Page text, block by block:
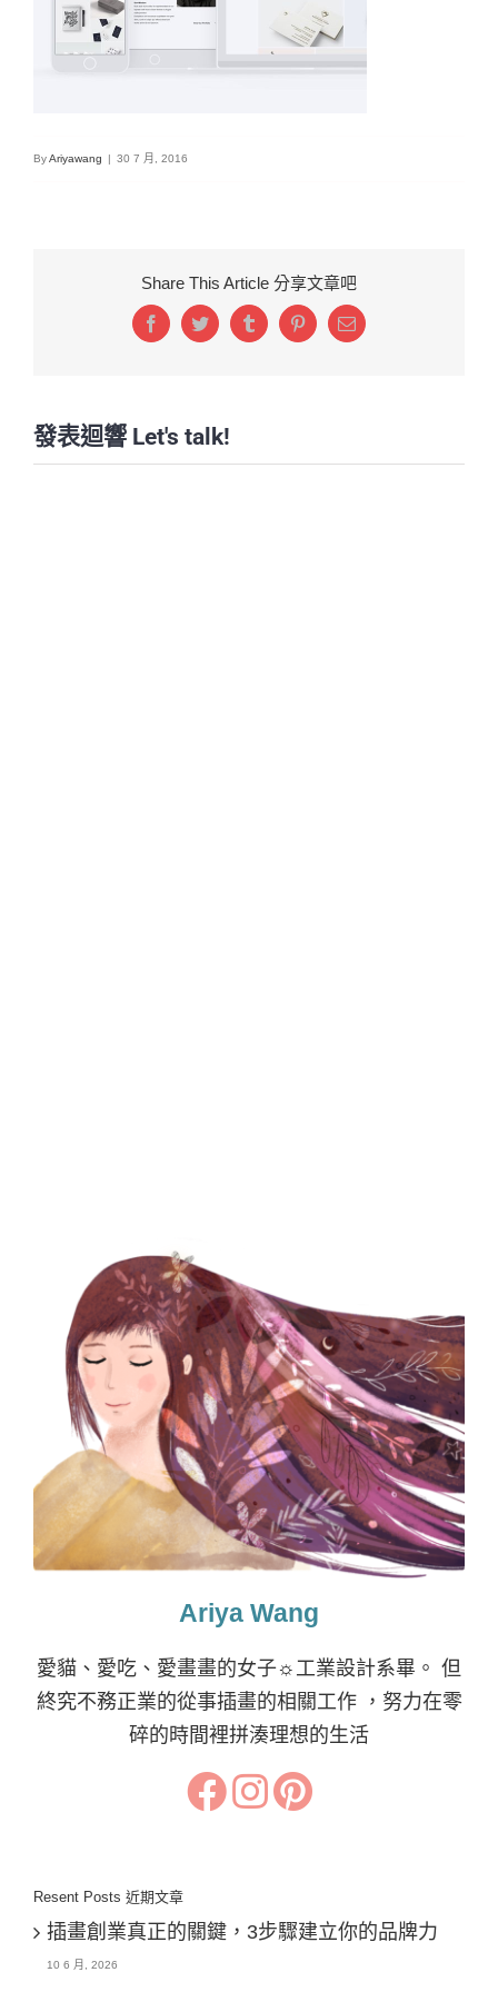
ByAriyawang | 30 7 月, 2016
Share This Article 分享文章吧
FacebookTwitterTumblrPinterestEmail:
發表迴響 Let's talk!
Ariya Wang
愛貓、愛吃、愛畫畫的女子☼工業設計系畢。 但
終究不務正業的從事插畫的相關工作 ，努力在零
碎的時間裡拼湊理想的生活
Resent Posts 近期文章
插畫創業真正的關鍵，3步驟建立你的品牌力
10 6 月, 2026